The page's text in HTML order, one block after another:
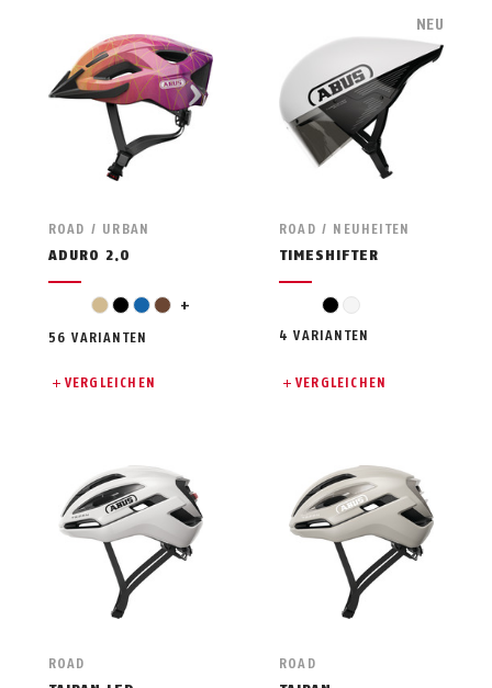
ROAD / URBAN
ADURO 2.0
beigeschwarz
blaubraun
gold +
56 VARIANTEN
VERGLEICHEN
ROAD / NEUHEITEN
TIMESHIFTER
schwarz
weiß
4 VARIANTEN
VERGLEICHEN
NEU
ROAD ROAD